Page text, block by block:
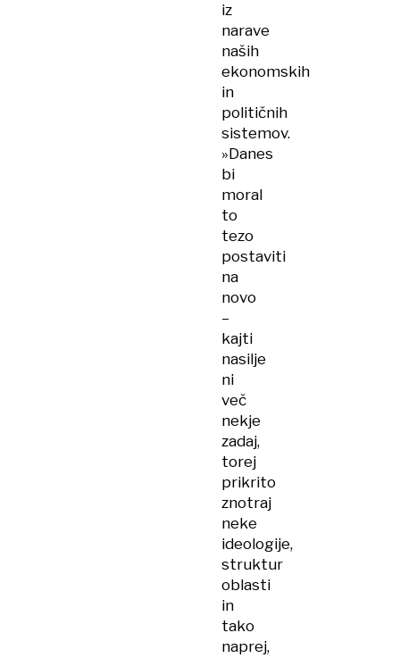
iz
narave
naših
ekonomskih
in
političnih
sistemov.
»Danes
bi
moral
to
tezo
postaviti
na
novo
–
kajti
nasilje
ni
več
nekje
zadaj,
torej
prikrito
znotraj
neke
ideologije,
struktur
oblasti
in
tako
naprej,